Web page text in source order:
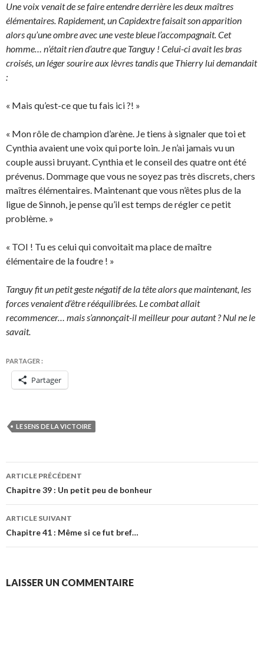
Une voix venait de se faire entendre derrière les deux maîtres
élémentaires. Rapidement, un Capidextre faisait son apparition
alors qu’une ombre avec une veste bleue l’accompagnait. Cet
homme… n’était rien d’autre que Tanguy ! Celui-ci avait les bras
croisés, un léger sourire aux lèvres tandis que Thierry lui demandait
:
« Mais qu’est-ce que tu fais ici ?! »
« Mon rôle de champion d’arène. Je tiens à signaler que toi et
Cynthia avaient une voix qui porte loin. Je n’ai jamais vu un
couple aussi bruyant. Cynthia et le conseil des quatre ont été
prévenus. Dommage que vous ne soyez pas très discrets, chers
maîtres élémentaires. Maintenant que vous n’êtes plus de la
ligue de Sinnoh, je pense qu’il est temps de régler ce petit
problème. »
« TOI ! Tu es celui qui convoitait ma place de maître
élémentaire de la foudre ! »
Tanguy fit un petit geste négatif de la tête alors que maintenant, les
forces venaient d’être rééquilibrées. Le combat allait
recommencer… mais s’annonçait-il meilleur pour autant ? Nul ne le
savait.
PARTAGER :
Partager
LE SENS DE LA VICTOIRE
Navigation
des
articles
ARTICLE PRÉCÉDENT
Chapitre 39 : Un petit peu de bonheur
ARTICLE SUIVANT
Chapitre 41 : Même si ce fut bref…
LAISSER UN COMMENTAIRE